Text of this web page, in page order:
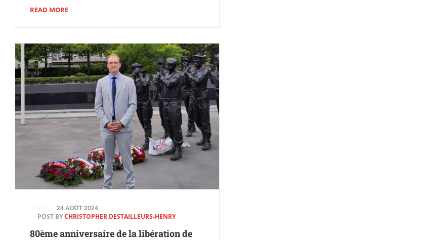
READ MORE
24 AOÛT 2024
POST BYCHRISTOPHER DESTAILLEURS-HENRY
80ème anniversaire de la libération de